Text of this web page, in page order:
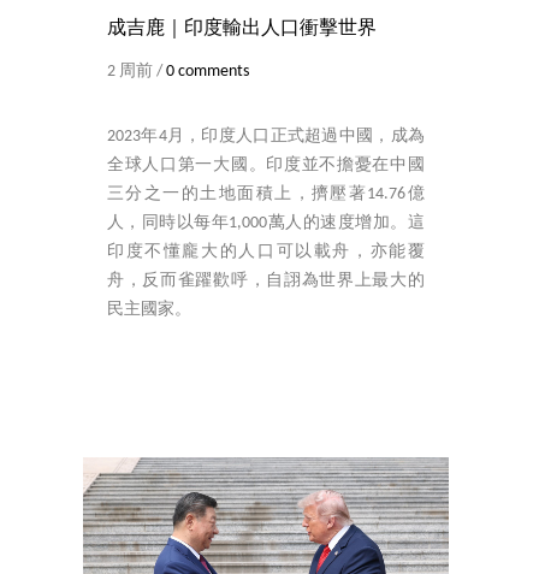
成吉鹿｜印度輸出人口衝擊世界
2 周前 /0 comments
2023年4月，印度人口正式超過中國，成為
全球人口第一大國。印度並不擔憂在中國
三分之一的土地面積上，擠壓著14.76億
人，同時以每年1,000萬人的速度增加。這
印度不懂龐大的人口可以載舟，亦能覆
舟，反而雀躍歡呼，自詡為世界上最大的
民主國家。